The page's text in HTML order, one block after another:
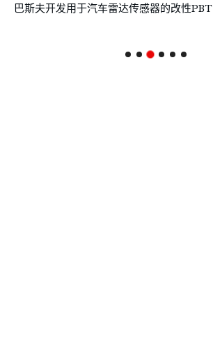
巴斯夫开发用于汽车雷达传感器的改性PBT